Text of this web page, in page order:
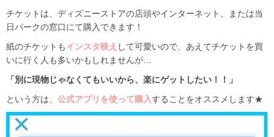
チケットは、ディズニーストアの店頭やインターネット、または当
日パークの窓口にて購入できます！
紙のチケットもインスタ映え して可愛いので、あえてチケットを買
いに行く人も多いかもしれませんが…
「別に現物じゃなくてもいいから、楽にゲットしたい！！」
という方は、 公式アプリを使って購入することをオススメします★